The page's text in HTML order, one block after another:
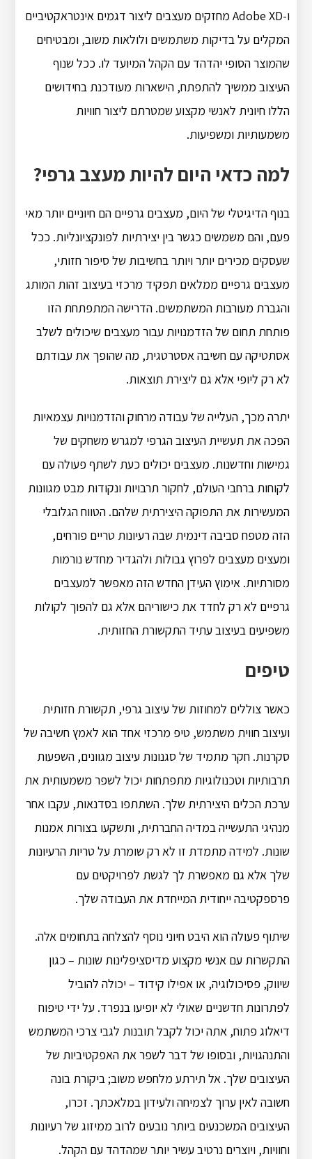
ו-Adobe XD מחזקים מעצבים ליצור דגמים אינטראקטיביים
המקלים על בדיקות משתמשים ולולאות משוב, ומבטיחים
שהמוצר הסופי יהדהד עם הקהל המיועד לו. ככל שנוף
העיצוב ממשיך להתפתח, הישארות מעודכנת בחידושים
הללו חיונית לאנשי מקצוע שמטרתם ליצור חוויות
משמעותיות ומשפיעות.
למה כדאי היום להיות מעצב גרפי?
בנוף הדיגיטלי של היום, מעצבים גרפיים הם חיוניים יותר מאי
פעם, והם משמשים כגשר בין יצירתיות לפונקציונליות. ככל
שעסקים מכירים יותר ויותר בחשיבות של סיפור חזותי,
מעצבים גרפיים ממלאים תפקיד מרכזי בעיצוב זהות המותג
והגברת מעורבות המשתמשים. הדרישה המתפתחת הזו
פותחת תחום של הזדמנויות עבור מעצבים שיכולים לשלב
אסתטיקה עם חשיבה אסטרטגית, מה שהופך את עבודתם
לא רק ליופי אלא גם ליצירת תוצאות.
יתרה מכך, העלייה של עבודה מרחוק והזדמנויות עצמאיות
הפכה את תעשיית העיצוב הגרפי למגרש משחקים של
גמישות וחדשנות. מעצבים יכולים כעת לשתף פעולה עם
לקוחות ברחבי העולם, לחקור תרבויות ונקודות מבט מגוונות
המעשירות את התפוקה היצירתית שלהם. הטווח הגלובלי
הזה מטפח סביבה דינמית שבה רעיונות טריים פורחים,
ומעצים מעצבים לפרוץ גבולות ולהגדיר מחדש נורמות
מסורתיות. אימוץ העידן החדש הזה מאפשר למעצבים
גרפיים לא רק לחדד את כישוריהם אלא גם להפוך לקולות
משפיעים בעיצוב עתיד התקשורת החזותית.
טיפים
כאשר צוללים למחוזות של עיצוב גרפי, תקשורת חזותית
ועיצוב חווית משתמש, טיפ מרכזי אחד הוא לאמץ חשיבה של
סקרנות. חקר מתמיד של סגנונות עיצוב מגוונים, השפעות
תרבותיות וטכנולוגיות מתפתחות יכול לשפר משמעותית את
ערכת הכלים היצירתית שלך. השתתפו בסדנאות, עקבו אחר
מנהיגי התעשייה במדיה החברתית, ותשקעו בצורות אמנות
שונות. למידה מתמדת זו לא רק שומרת על טריות הרעיונות
שלך אלא גם מאפשרת לך לגשת לפרויקטים עם
פרספקטיבה ייחודית המייחדת את העבודה שלך.
שיתוף פעולה הוא היבט חיוני נוסף להצלחה בתחומים אלה.
התקשרות עם אנשי מקצוע מדיסציפלינות שונות – כגון
שיווק, פסיכולוגיה, או אפילו קידוד – יכולה להוביל
לפתרונות חדשניים שאולי לא יופיעו בנפרד. על ידי טיפוח
דיאלוג פתוח, אתה יכול לקבל תובנות לגבי צרכי המשתמש
והתנהגויות, ובסופו של דבר לשפר את האפקטיביות של
העיצובים שלך. אל תירתע מלחפש משוב; ביקורת בונה
חשובה לאין ערוך לצמיחה ולעידון במלאכתך. זכרו,
העיצובים המשכנעים ביותר נובעים לרוב ממיזוג של רעיונות
וחוויות, ויוצרים נרטיב עשיר יותר שמהדהד עם הקהל.